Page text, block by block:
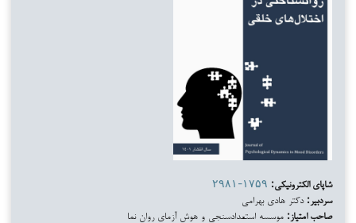
شاپای الکترونیکی: ۲۹۸۱-۱۷۵۹
سردبیر: دکتر هادی بهرامی
صاحب امتیاز: موسسه استعدادسنجی و هوش آزمای روان نما